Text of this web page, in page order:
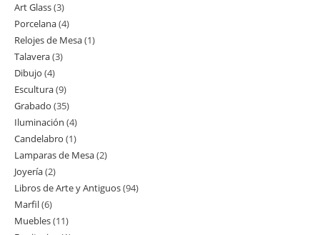
Art Glass 33
productos
Porcelana 44
productos
Relojes de Mesa 11
Talavera 33
Dibujo 44
productos
Escultura 99
productos
Grabado 3535
productos
Iluminación 44
productos
Candelabro 11
producto
Lamparas de Mesa 22
Joyería 22
productos
Libros de Arte y Antiguos 9494
Marfil 66
productos
Muebles 1111